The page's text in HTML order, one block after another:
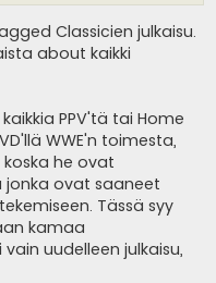
Classicien julkaisu.
about kaikki
PPV'tä tai Home
WWE'n toimesta,
he ovat
ovat saaneet
Tässä syy
kamaa
uudelleen julkaisu,